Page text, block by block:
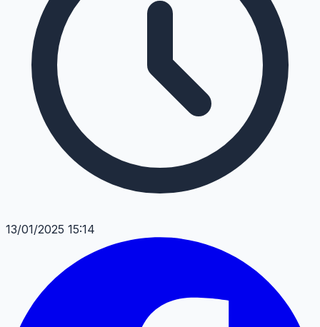
13/01/2025 15:14